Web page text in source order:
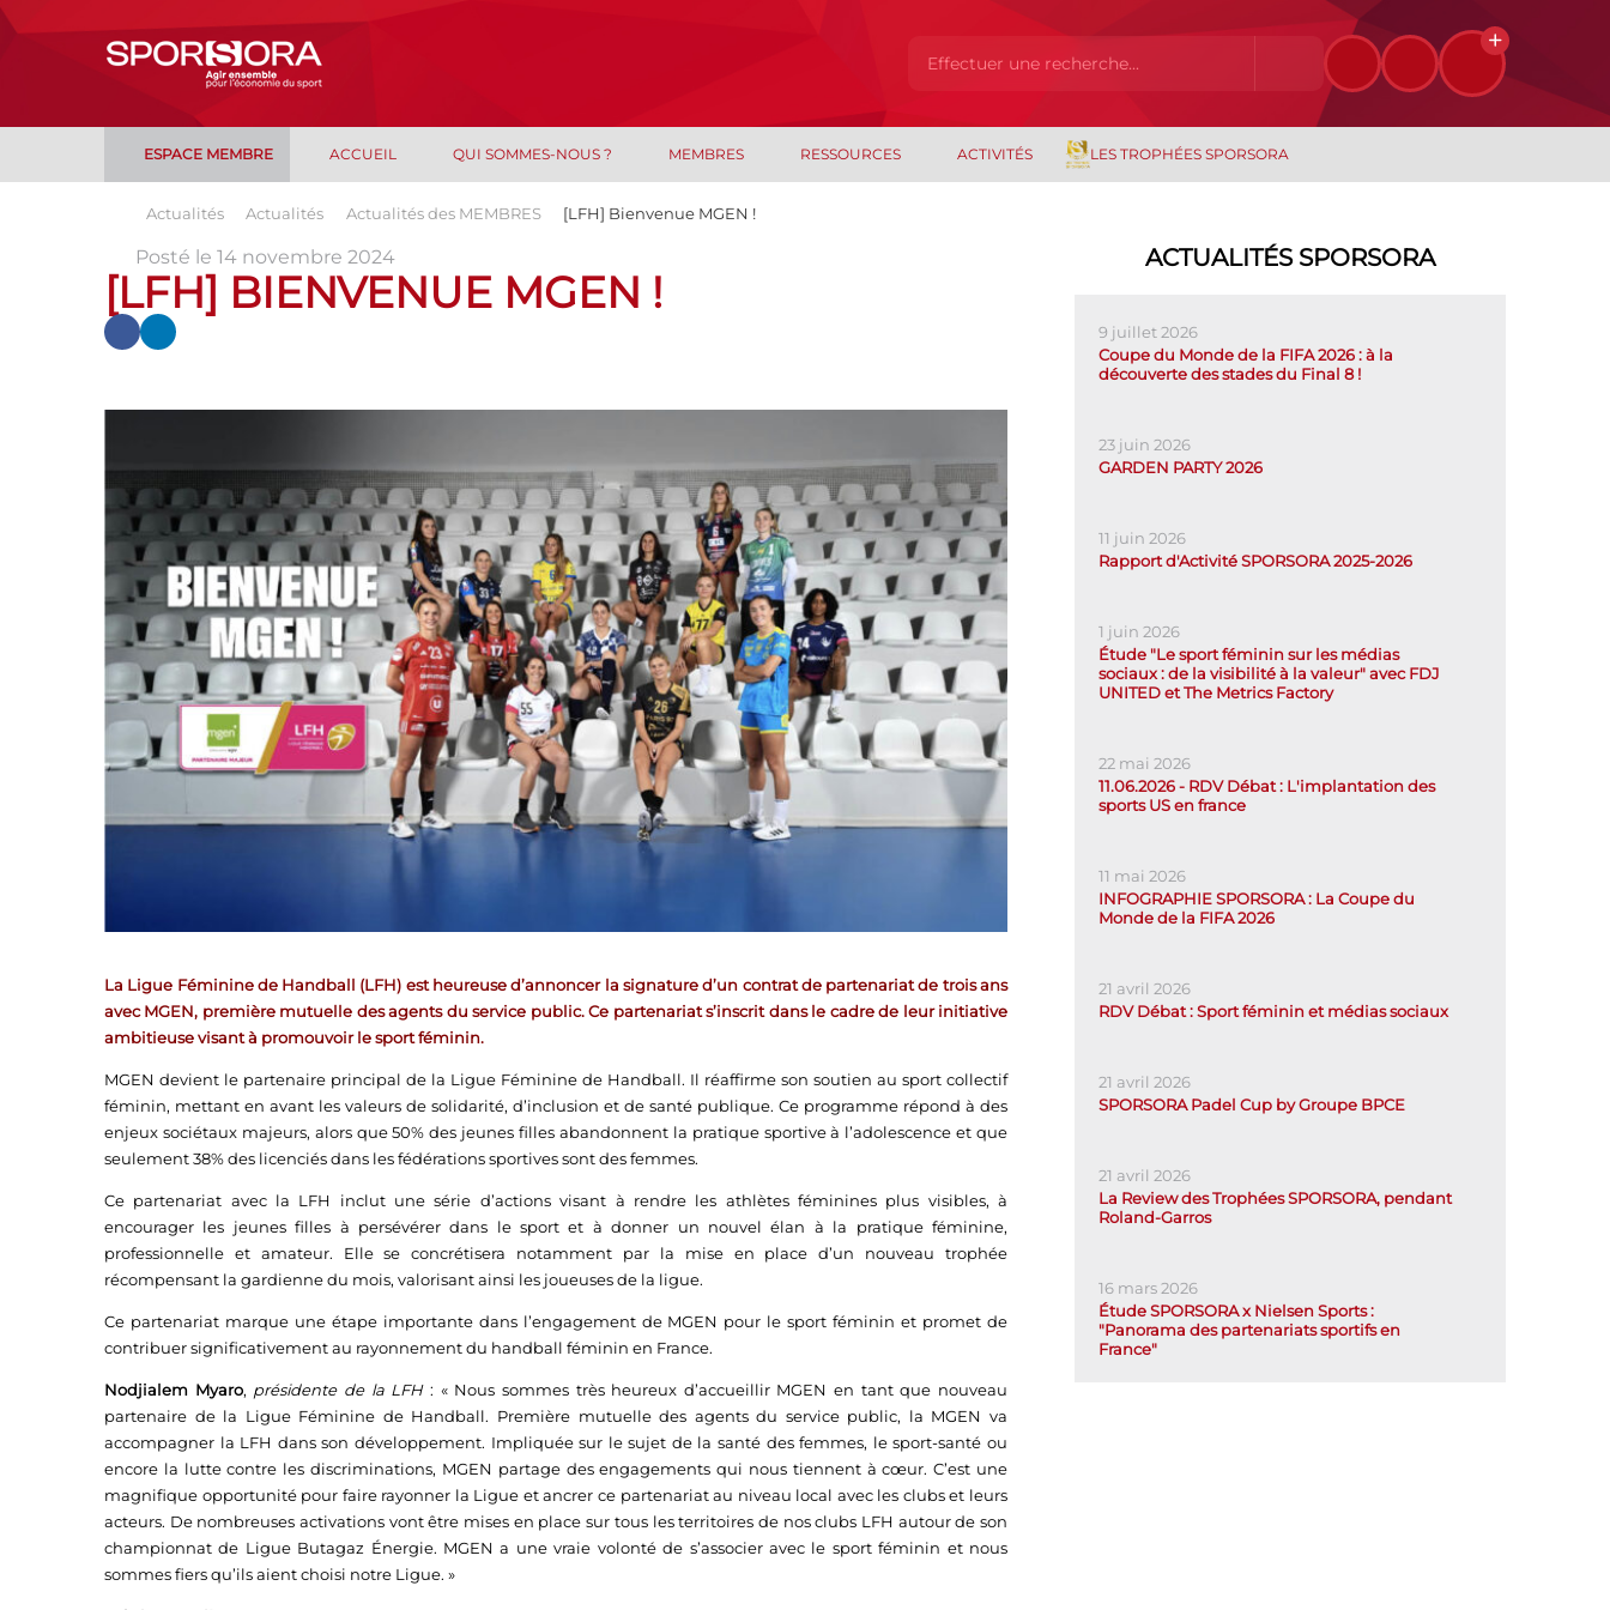
ESPACE MEMBRE ACCUEIL QUI SOMMES-NOUS ? MEMBRES RESSOURCES ACTIVITÉS LES TROPHÉES SPORSORA
Actualités Actualités Actualités des MEMBRES [LFH] Bienvenue MGEN !
Posté le 14 novembre 2024
[LFH] BIENVENUE MGEN !
La Ligue Féminine de Handball (LFH) est heureuse d’annoncer la signature d’un contrat de partenariat de trois ans
avec MGEN, première mutuelle des agents du service public. Ce partenariat s’inscrit dans le cadre de leur initiative
ambitieuse visant à promouvoir le sport féminin.
MGEN devient le partenaire principal de la Ligue Féminine de Handball. Il réaffirme son soutien au sport collectif
féminin, mettant en avant les valeurs de solidarité, d’inclusion et de santé publique. Ce programme répond à des
enjeux sociétaux majeurs, alors que 50% des jeunes filles abandonnent la pratique sportive à l’adolescence et que
seulement 38% des licenciés dans les fédérations sportives sont des femmes.
Ce partenariat avec la LFH inclut une série d’actions visant à rendre les athlètes féminines plus visibles, à
encourager les jeunes filles à persévérer dans le sport et à donner un nouvel élan à la pratique féminine,
professionnelle et amateur. Elle se concrétisera notamment par la mise en place d’un nouveau trophée
récompensant la gardienne du mois, valorisant ainsi les joueuses de la ligue.
Ce partenariat marque une étape importante dans l’engagement de MGEN pour le sport féminin et promet de
contribuer significativement au rayonnement du handball féminin en France.
Nodjialem Myaro, présidente de la LFH: « Nous sommes très heureux d’accueillir MGEN en tant que nouveau
partenaire de la Ligue Féminine de Handball. Première mutuelle des agents du service public, la MGEN va
accompagner la LFH dans son développement. Impliquée sur le sujet de la santé des femmes, le sport-santé ou
encore la lutte contre les discriminations, MGEN partage des engagements qui nous tiennent à cœur. C’est une
magnifique opportunité pour faire rayonner la Ligue et ancrer ce partenariat au niveau local avec les clubs et leurs
acteurs. De nombreuses activations vont être mises en place sur tous les territoires de nos clubs LFH autour de son
championnat de Ligue Butagaz Énergie. MGEN a une vraie volonté de s’associer avec le sport féminin et nous
sommes fiers qu’ils aient choisi notre Ligue. »
ACTUALITÉS SPORSORA
9 juillet 2026
Coupe du Monde de la FIFA 2026 : à la
découverte des stades du Final 8 !
23 juin 2026
GARDEN PARTY 2026
11 juin 2026
Rapport d'Activité SPORSORA 2025-2026
1 juin 2026
Étude "Le sport féminin sur les médias
sociaux : de la visibilité à la valeur" avec FDJ
UNITED et The Metrics Factory
22 mai 2026
11.06.2026 - RDV Débat : L'implantation des
sports US en france
11 mai 2026
INFOGRAPHIE SPORSORA : La Coupe du
Monde de la FIFA 2026
21 avril 2026
RDV Débat : Sport féminin et médias sociaux
21 avril 2026
SPORSORA Padel Cup by Groupe BPCE
21 avril 2026
La Review des Trophées SPORSORA, pendant
Roland-Garros
16 mars 2026
Étude SPORSORA x Nielsen Sports :
"Panorama des partenariats sportifs en
France"